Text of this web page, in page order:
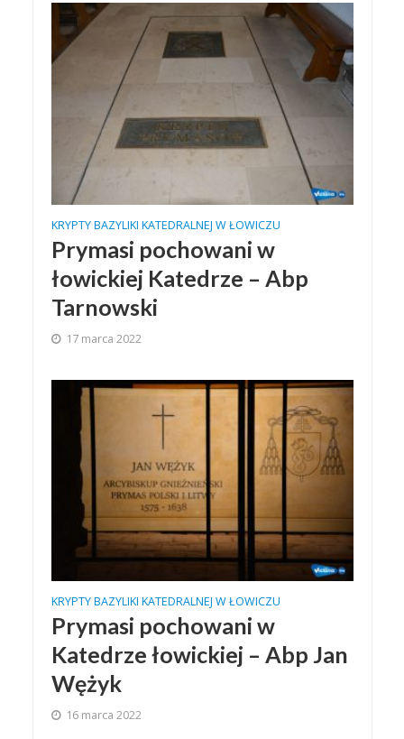
KRYPTY BAZYLIKI KATEDRALNEJ W ŁOWICZU
Prymasi pochowani w
łowickiej Katedrze – Abp
Tarnowski
17 marca 2022
KRYPTY BAZYLIKI KATEDRALNEJ W ŁOWICZU
Prymasi pochowani w
Katedrze łowickiej – Abp Jan
Wężyk
16 marca 2022